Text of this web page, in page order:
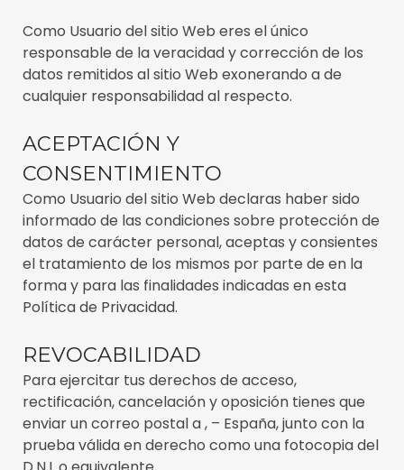
Como Usuario del sitio Web eres el único
responsable de la veracidad y corrección de los
datos remitidos al sitio Web exonerando a de
cualquier responsabilidad al respecto.
ACEPTACIÓN Y
CONSENTIMIENTO
Como Usuario del sitio Web declaras haber sido
informado de las condiciones sobre protección de
datos de carácter personal, aceptas y consientes
el tratamiento de los mismos por parte de en la
forma y para las finalidades indicadas en esta
Política de Privacidad.
REVOCABILIDAD
Para ejercitar tus derechos de acceso,
rectificación, cancelación y oposición tienes que
enviar un correo postal a , – España, junto con la
prueba válida en derecho como una fotocopia del